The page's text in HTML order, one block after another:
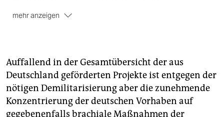
mehr anzeigen
Auffallend in der Gesamtübersicht der aus
Deutschland geförderten Projekte ist entgegen der
nötigen Demilitarisierung aber die zunehmende
Konzentrierung der deutschen Vorhaben auf
gegebenenfalls brachiale Maßnahmen der